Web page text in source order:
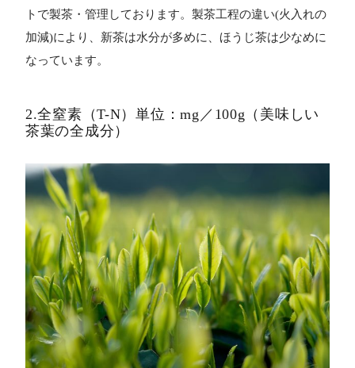
トで製茶・管理しております。製茶工程の違い(火入れの
加減)により、新茶は水分が多めに、ほうじ茶は少なめに
なっています。
2.全窒素（T-N）単位：mg／100g（美味しい
茶葉の全成分）